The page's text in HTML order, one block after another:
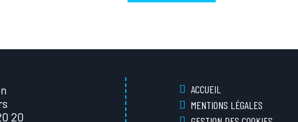
20
ACCUEIL
MENTIONS LÉGALES